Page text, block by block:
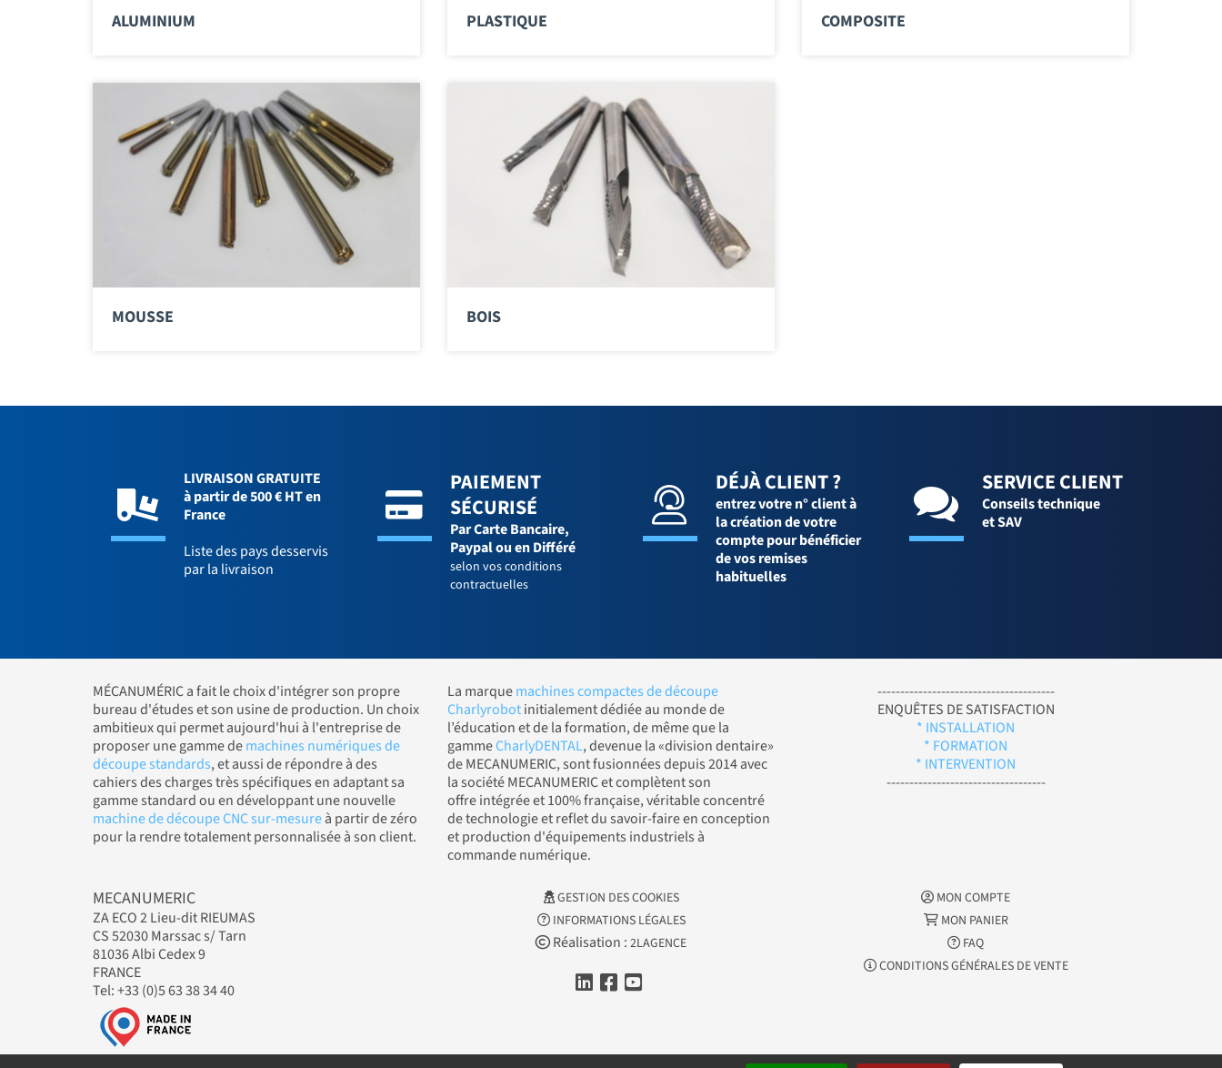
ALUMINIUM PLASTIQUE COMPOSITE
MOUSSE BOIS
LIVRAISON GRATUITE
à partir de 500 € HT en
France
Liste des pays desservis
par la livraison
PAIEMENT
SÉCURISÉ
Par Carte Bancaire,
Paypal ou en Différé
selon vos conditions
contractuelles
DÉJÀ CLIENT ?
entrez votre n° client à
la création de votre
compte pour bénéficier
de vos remises
habituelles
SERVICE CLIENT
Conseils technique
et SAV
MÉCANUMÉRIC a fait le choix d'intégrer son propre
bureau d'études et son usine de production. Un choix
ambitieux qui permet aujourd'hui à l'entreprise de
proposer une gamme demachines numériques de
découpe standards, et aussi de répondre à des
cahiers des charges très spécifiques en adaptant sa
gamme standard ou en développant une nouvelle
machine de découpe CNC sur-mesureà partir de zéro
pour la rendre totalement personnalisée à son client.
La marquemachines compactes de découpe
Charlyrobotinitialement dédiée au monde de
l’éducation et de la formation, de même que la
gammeCharlyDENTAL, devenue la «division dentaire»
de MECANUMERIC, sont fusionnées depuis 2014 avec
la société MECANUMERIC et complètent son
offre intégrée et 100% française, véritable concentré
de technologie et reflet du savoir-faire en conception
et production d'équipements industriels à
commande numérique.
---------------------------------------
ENQUÊTES DE SATISFACTION
* INSTALLATION
* FORMATION
* INTERVENTION
-----------------------------------
MECANUMERIC
ZA ECO 2 Lieu-dit RIEUMAS
CS 52030 Marssac s/ Tarn
81036 Albi Cedex 9
FRANCE
Tel: +33 (0)5 63 38 34 40
GESTION DES COOKIES
INFORMATIONS LÉGALES
Réalisation : 2LAGENCE
MON COMPTE
MON PANIER
FAQ
CONDITIONS GÉNÉRALES DE VENTE